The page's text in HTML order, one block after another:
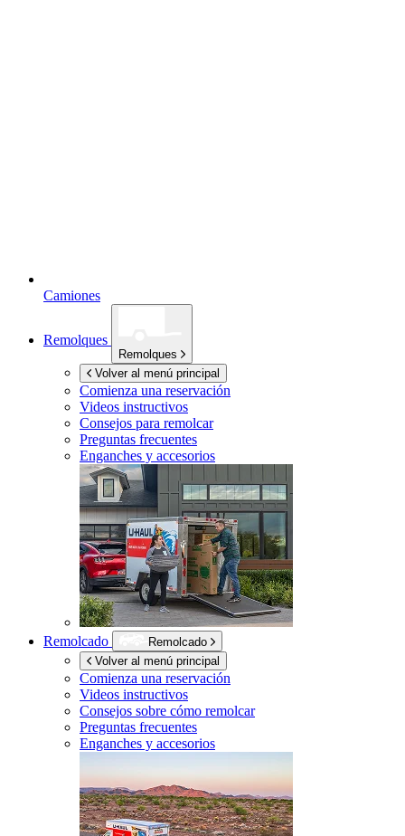
Camiones
Remolques
Remolques
Volver al menú principal
Comienza una reservación
Videos instructivos
Consejos para remolcar
Preguntas frecuentes
Enganches y accesorios
Remolcado
Remolcado
Volver al menú principal
Comienza una reservación
Videos instructivos
Consejos sobre cómo remolcar
Preguntas frecuentes
Enganches y accesorios